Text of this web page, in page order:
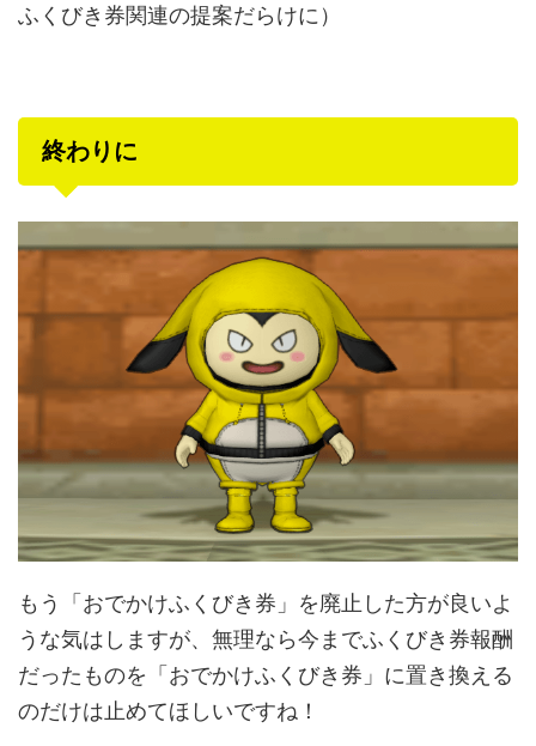
ふくびき券関連の提案だらけに）
終わりに
もう「おでかけふくびき券」を廃止した方が良いよ
うな気はしますが、無理なら今までふくびき券報酬
だったものを「おでかけふくびき券」に置き換える
のだけは止めてほしいですね！